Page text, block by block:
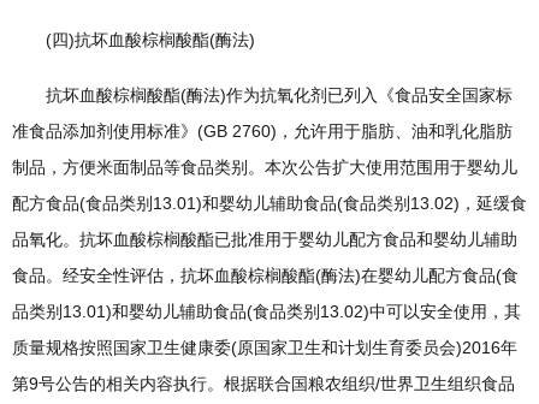
(四)抗坏血酸棕榈酸酯(酶法)
抗坏血酸棕榈酸酯(酶法)作为抗氧化剂已列入《食品安全国家标
准食品添加剂使用标准》(GB 2760)，允许用于脂肪、油和乳化脂肪
制品，方便米面制品等食品类别。本次公告扩大使用范围用于婴幼儿
配方食品(食品类别13.01)和婴幼儿辅助食品(食品类别13.02)，延缓食
品氧化。抗坏血酸棕榈酸酯已批准用于婴幼儿配方食品和婴幼儿辅助
食品。经安全性评估，抗坏血酸棕榈酸酯(酶法)在婴幼儿配方食品(食
品类别13.01)和婴幼儿辅助食品(食品类别13.02)中可以安全使用，其
质量规格按照国家卫生健康委(原国家卫生和计划生育委员会)2016年
第9号公告的相关内容执行。根据联合国粮农组织/世界卫生组织食品